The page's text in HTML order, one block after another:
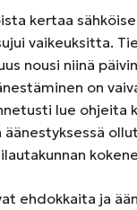
kertaa
vaikeuksitta.
nousi niinä
on
lue ohjeita
ehdokkaita ja